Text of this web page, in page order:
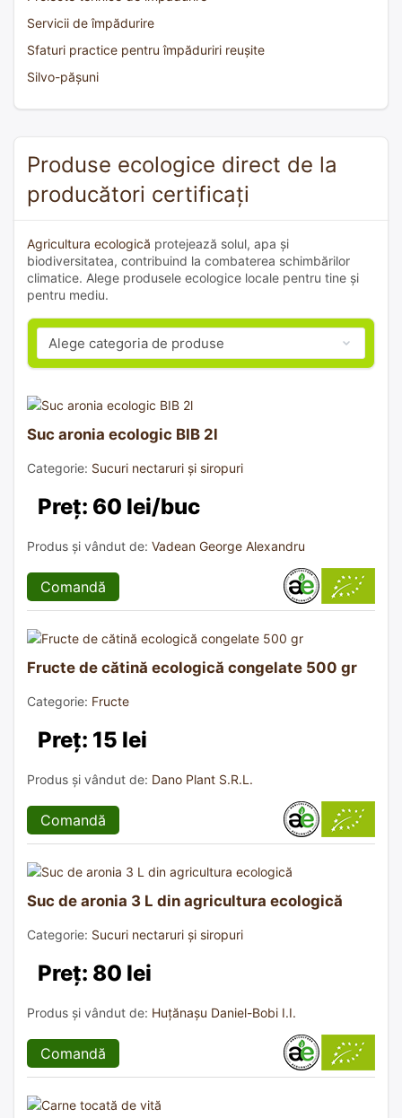
Servicii de împădurire
Sfaturi practice pentru împăduriri reușite
Silvo-pășuni
Produse ecologice direct de la
producători certificați
Agricultura ecologică protejează solul, apa și
biodiversitatea, contribuind la combaterea schimbărilor
climatice. Alege produsele ecologice locale pentru tine și
pentru mediu.
Suc aronia ecologic BIB 2l
Categorie: Sucuri nectaruri și siropuri
Preț: 60 lei/buc
Produs și vândut de: Vadean George Alexandru
Comandă
Fructe de cătină ecologică congelate 500 gr
Categorie: Fructe
Preț: 15 lei
Produs și vândut de: Dano Plant S.R.L.
Comandă
Suc de aronia 3 L din agricultura ecologică
Categorie: Sucuri nectaruri și siropuri
Preț: 80 lei
Produs și vândut de: Huțănașu Daniel-Bobi I.I.
Comandă